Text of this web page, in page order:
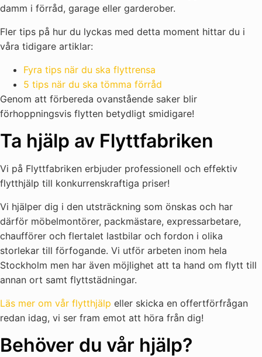
damm i förråd, garage eller garderober.
Fler tips på hur du lyckas med detta moment hittar du i
våra tidigare artiklar:
Fyra tips när du ska flyttrensa
5 tips när du ska tömma förråd
Genom att förbereda ovanstående saker blir
förhoppningsvis flytten betydligt smidigare!
Ta hjälp av Flyttfabriken
Vi på Flyttfabriken erbjuder professionell och effektiv
flytthjälp till konkurrenskraftiga priser!
Vi hjälper dig i den utsträckning som önskas och har
därför möbelmontörer, packmästare, expressarbetare,
chaufförer och flertalet lastbilar och fordon i olika
storlekar till förfogande. Vi utför arbeten inom hela
Stockholm men har även möjlighet att ta hand om flytt till
annan ort samt flyttstädningar.
Läs mer om vår flytthjälp eller skicka en offertförfrågan
redan idag, vi ser fram emot att höra från dig!
Behöver du vår hjälp?